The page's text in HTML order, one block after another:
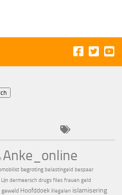
Anke_online
begroting belastingeld bespaar
Lijn dermeersch drugs files frauen geld
geweld Hoofddoek illegalen islamisering